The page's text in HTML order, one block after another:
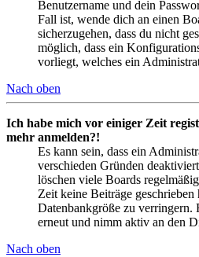
Benutzername und dein
Fall ist, wende dich an einen
sicherzugehen, dass du nicht
möglich, dass ein
vorliegt, welches ein
Nach oben
Ich habe mich vor einiger Zeit
mehr anmelden?!
Es kann sein, dass ein
verschieden Gründen
löschen viele Boards
Zeit keine Beiträge geschrieben
Datenbankgröße zu verringern.
erneut und nimm aktiv an den
Nach oben